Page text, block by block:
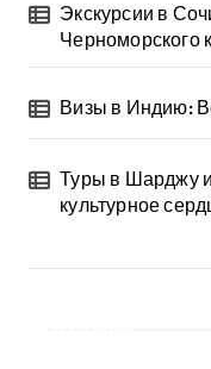
Экскурсии в
Черноморского
Визы в Индию:
Туры в Шарджу
культурное